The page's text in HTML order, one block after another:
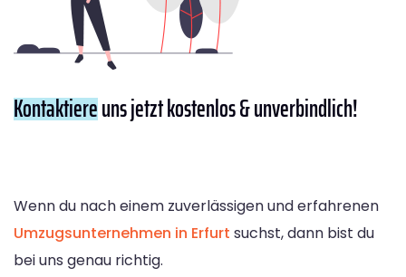
Kontaktiereuns jetzt kostenlos & unverbindlich!
Wenn du nach einem zuverlässigen und erfahrenen
Umzugsunternehmen in Erfurt suchst, dann bist du
bei uns genau richtig.